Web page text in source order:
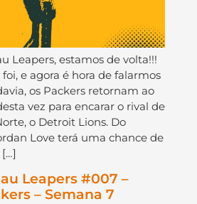
Leapers, estamos de volta!!!
e agora é hora de falarmos
os Packers retornam ao
vez para encarar o rival de
o Detroit Lions. Do
Love terá uma chance de
Leapers #007 –
– Semana 7